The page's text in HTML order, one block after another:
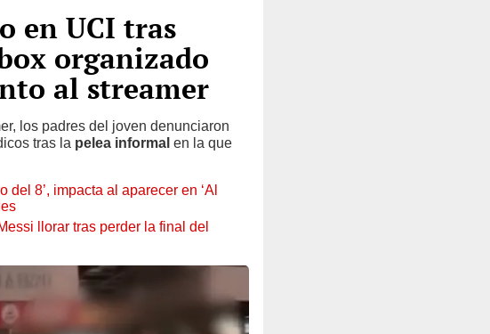
en UCI tras
organizado
al streamer
los padres del joven denunciaron
tras la pelea informal en la que
del 8’, impacta al aparecer en ‘Al
llorar tras perder la final del